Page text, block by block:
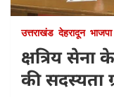
उत्तराखंड देहरादून भाजपा
क्षत्रिय सेना
की सदस्यता